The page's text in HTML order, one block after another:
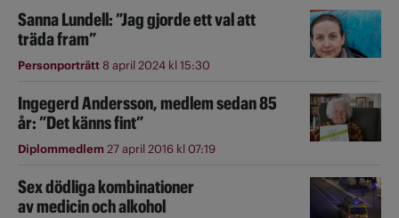
Sanna Lundell: ”Jag gjorde ett val att
träda fram”
Personporträtt8 april 2024 kl 15:30
Ingegerd Andersson, medlem sedan 85
år: ”Det känns fint”
Diplommedlem27 april 2016 kl 07:19
Sex dödliga kombinationer
av medicin och alkohol